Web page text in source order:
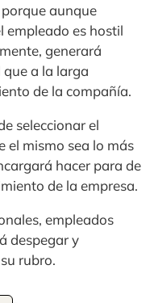
aunque
empleado es hostil
generará
a la larga
de la compañía.
seleccionar el
el mismo sea lo más
hacer para de
de la empresa.
empleados
despegar y
rubro.